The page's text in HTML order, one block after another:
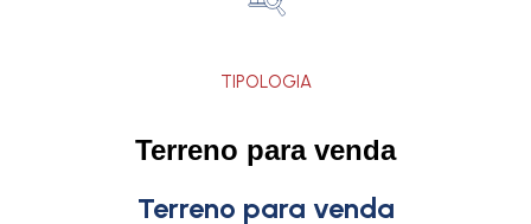
TIPOLOGIA
Terreno para venda
Terreno para venda